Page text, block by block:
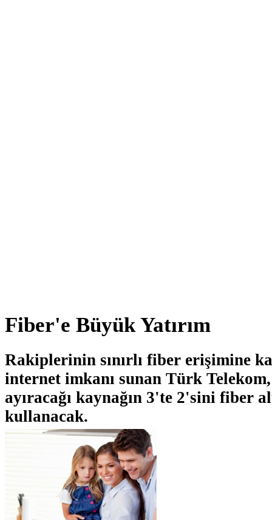
Fiber'e Büyük Yatırım
Rakiplerinin sınırlı fiber erişimine
internet imkanı sunan Türk Telekom,
ayıracağı kaynağın 3'te 2'sini fiber
kullanacak.